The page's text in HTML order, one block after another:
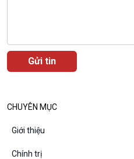
Podcast
CHUYÊN MỤC
Giới thiệu
Chính trị